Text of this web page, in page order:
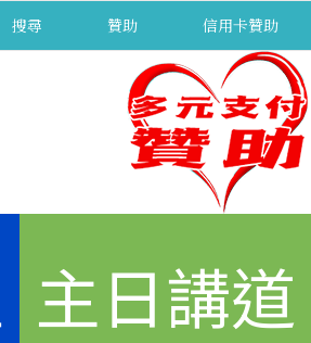
搜尋 贊助 信用卡贊助
主日講道